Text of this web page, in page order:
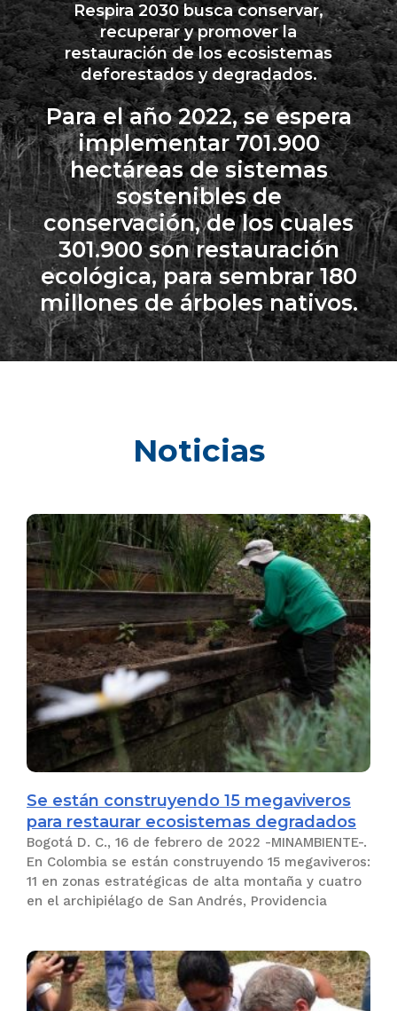
Respira 2030 busca conservar,
recuperar y promover la
restauración de los ecosistemas
deforestados y degradados.
Para el año 2022, se espera
implementar 701.900
hectáreas de sistemas
sostenibles de
conservación, de los cuales
301.900 son restauración
ecológica, para sembrar 180
millones de árboles nativos.
Noticias
Se están construyendo 15 megaviveros
para restaurar ecosistemas degradados
Bogotá D. C., 16 de febrero de 2022 -MINAMBIENTE-.
En Colombia se están construyendo 15 megaviveros:
11 en zonas estratégicas de alta montaña y cuatro
en el archipiélago de San Andrés, Providencia